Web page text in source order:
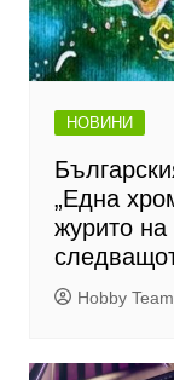
НОВИНИ
„Една
журито на
Hobby Team